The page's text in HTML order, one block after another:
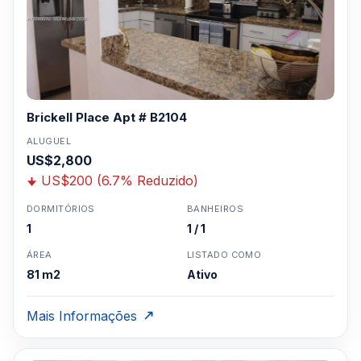
Brickell Place Apt # B2104
ALUGUEL
US$2,800
US$200 (6.7% Reduzido)
DORMITÓRIOS
1
BANHEIROS
1 / 1
ÁREA
81 m2
LISTADO COMO
Ativo
Mais Informações